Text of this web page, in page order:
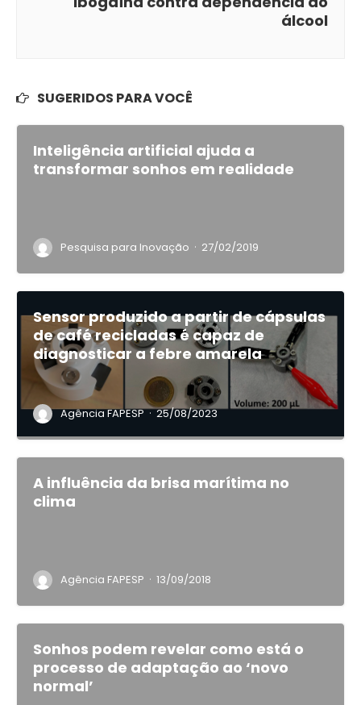
álcool
SUGERIDOS PARA VOCÊ
Inteligência artificial ajuda a
transformar sonhos em realidade
Pesquisa para Inovação · 27/02/2019
Sensor produzido a partir de cápsulas
de café recicladas é capaz de
diagnosticar a febre amarela
Agência FAPESP · 25/08/2023
A influência da brisa marítima no
clima
Agência FAPESP · 13/09/2018
Sonhos podem revelar como está o
processo de adaptação ao ‘novo
normal’